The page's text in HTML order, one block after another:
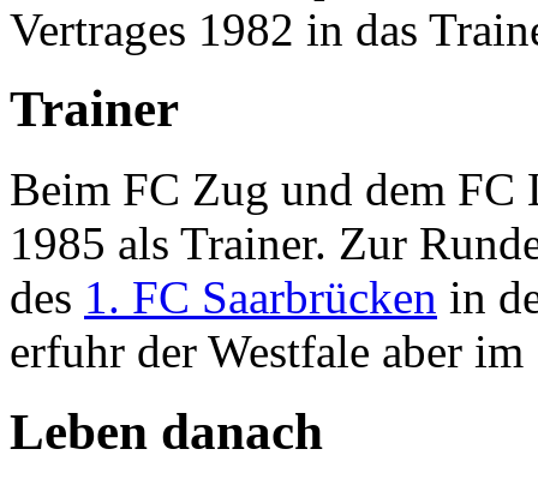
Vertrages 1982 in das
Trainer
Beim FC Zug und dem
1985 als Trainer. Zur
des 1. FC Saarbrücken in
erfuhr der Westfale aber
Leben danach